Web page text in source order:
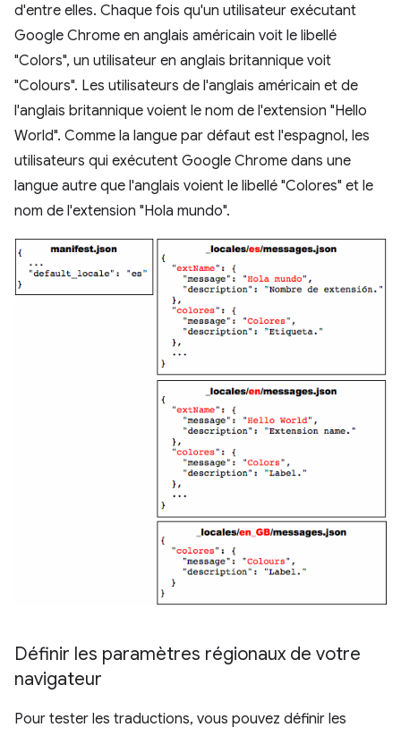
d'entre elles. Chaque fois qu'un utilisateur exécutant
Google Chrome en anglais américain voit le libellé
"Colors", un utilisateur en anglais britannique voit
"Colours". Les utilisateurs de l'anglais américain et de
l'anglais britannique voient le nom de l'extension "Hello
World". Comme la langue par défaut est l'espagnol, les
utilisateurs qui exécutent Google Chrome dans une
langue autre que l'anglais voient le libellé "Colores" et le
nom de l'extension "Hola mundo".
Définir les paramètres régionaux de votre
navigateur
Pour tester les traductions, vous pouvez définir les